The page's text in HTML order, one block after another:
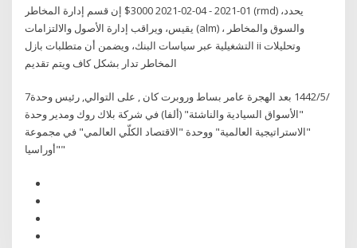
01-2021 - 04-02-2021 3000$ إن قسم إدارة المخاطر (rmd) يحدد،
يقيس، ويراقب إدارة الأصول والالتزامات (alm) ، والسوق والمخاطر
التشغيلية عبر سياسات البنك، ويضمن أن متطلبات بازل ii وتحليلات
المخاطر تدار بشكل كاف ويتم تقديم
7‏‏/5‏‏/1442 بعد الهجرة عامر بساط وروبرت كان , على التوالي, رئيس وحدة
"الأسواق السيادية والناشئة" (ألفا) في شركة بلاك روك ومدير وحدة
"الاستراتيجية العالمية" ووحدة "الاقتصاد الكلّي العالمي" في مجموعة
"أوراسيا"